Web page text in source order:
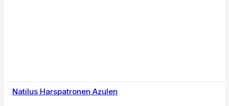
Natilus Harspatronen Azulen